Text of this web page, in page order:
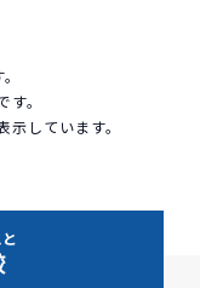
。
しています。